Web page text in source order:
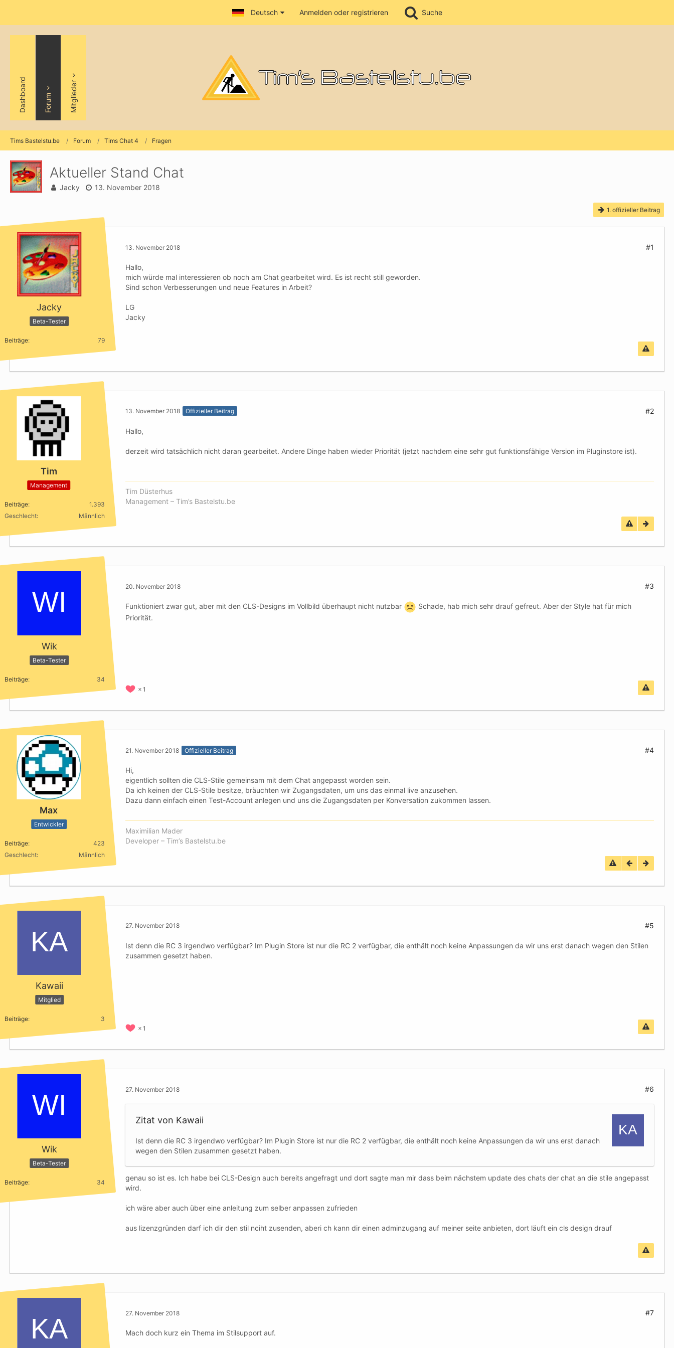
Dashboard Forum Mitglieder
Deutsch Anmelden oder registrieren Suche
Tims Bastelstu.be Forum Tims Chat 4 Fragen
Aktueller Stand Chat
Jacky 13. November 2018
1. offizieller Beitrag
Jacky
Beta-Tester
Beiträge 79
13. November 2018 #1
Hallo,
mich würde mal interessieren ob noch am Chat gearbeitet wird. Es ist recht still geworden.
Sind schon Verbesserungen und neue Features in Arbeit?
LG
Jacky
Tim
Management
Beiträge 1.393
Geschlecht Männlich
13. November 2018 Offizieller Beitrag #2
Hallo,
derzeit wird tatsächlich nicht daran gearbeitet. Andere Dinge haben wieder Priorität (jetzt nachdem eine sehr gut funktionsfähige Version im Pluginstore ist).
Tim Düsterhus
Management – Tim’s Bastelstu.be
Wik
Beta-Tester
Beiträge 34
20. November 2018 #3
Funktioniert zwar gut, aber mit den CLS-Designs im Vollbild überhaupt nicht nutzbar
Schade, hab mich sehr drauf gefreut. Aber der Style hat für mich
Priorität.
1
Max
Entwickler
Beiträge
423
Geschlecht
Männlich
21. November 2018 Offizieller Beitrag #4
Hi,
eigentlich sollten die CLS-Stile gemeinsam mit dem Chat angepasst worden sein.
Da ich keinen der CLS-Stile besitze, bräuchten wir Zugangsdaten, um uns das einmal live anzusehen.
Dazu dann einfach einen Test-Account anlegen und uns die Zugangsdaten per Konversation zukommen lassen.
Maximilian Mader
Developer – Tim’s Bastelstu.be
Kawaii
Mitglied
Beiträge 3
27. November 2018 #5
Ist denn die RC 3 irgendwo verfügbar? Im Plugin Store ist nur die RC 2 verfügbar, die enthält noch keine Anpassungen da wir uns erst danach wegen den Stilen
zusammen gesetzt haben.
1
Wik
Beta-Tester
Beiträge 34
27. November 2018 #6
Zitat von Kawaii
Ist denn die RC 3 irgendwo verfügbar? Im Plugin Store ist nur die RC 2 verfügbar, die enthält noch keine Anpassungen da wir uns erst danach
wegen den Stilen zusammen gesetzt haben.
genau so ist es. Ich habe bei CLS-Design auch bereits angefragt und dort sagte man mir dass beim nächstem update des chats der chat an die stile angepasst
wird.
ich wäre aber auch über eine anleitung zum selber anpassen zufrieden
aus lizenzgründen darf ich dir den stil nciht zusenden, aberi ch kann dir einen adminzugang auf meiner seite anbieten, dort läuft ein cls design drauf
27. November 2018 #7
Mach doch kurz ein Thema im Stilsupport auf.